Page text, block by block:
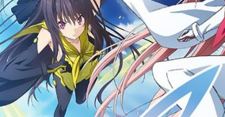
sind die einzigen, die diese Welt vor
bewahren können.